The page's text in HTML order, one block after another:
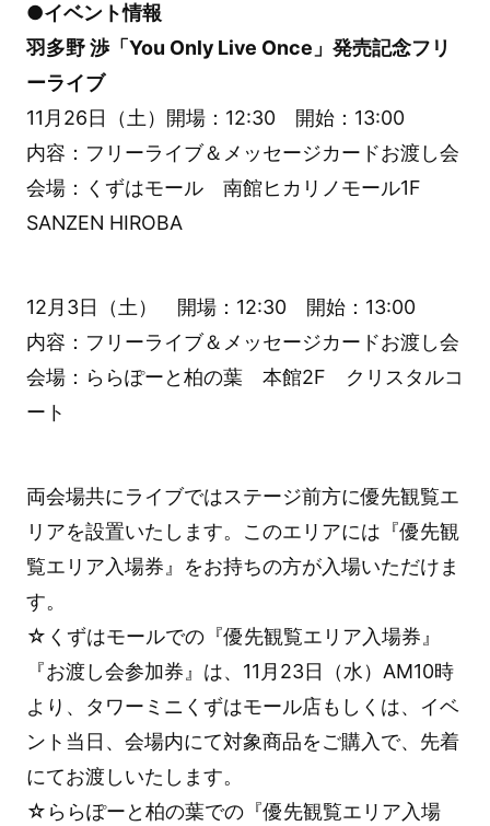
●イベント情報
羽多野 渉「You Only Live Once」発売記念フリ
ーライブ
11月26日（土）開場：12:30 開始：13:00
内容：フリーライブ＆メッセージカードお渡し会
会場：くずはモール 南館ヒカリノモール1F
SANZEN HIROBA
12月3日（土） 開場：12:30 開始：13:00
内容：フリーライブ＆メッセージカードお渡し会
会場：ららぽーと柏の葉 本館2F クリスタルコ
ート
両会場共にライブではステージ前方に優先観覧エ
リアを設置いたします。このエリアには『優先観
覧エリア入場券』をお持ちの方が入場いただけま
す。
☆くずはモールでの『優先観覧エリア入場券』
『お渡し会参加券』は、11月23日（水）AM10時
より、タワーミニくずはモール店もしくは、イベ
ント当日、会場内にて対象商品をご購入で、先着
にてお渡しいたします。
☆ららぽーと柏の葉での『優先観覧エリア入場